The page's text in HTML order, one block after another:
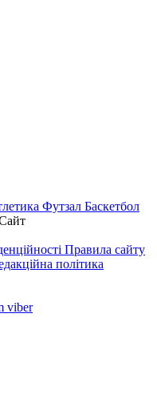
Футзал Баскетбол
Правила сайту
політика
viber